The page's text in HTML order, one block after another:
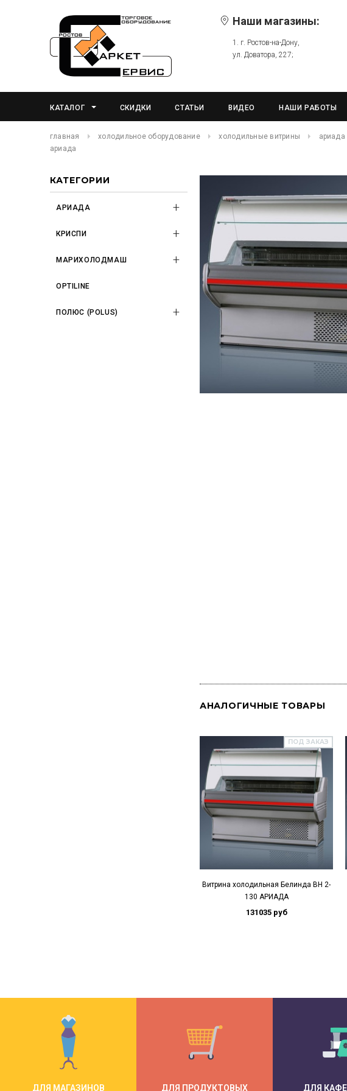
Наши магазины:
1. г. Ростов-на-Дону,
ул. Доватора, 227;
КАТАЛОГ СКИДКИ СТАТЬИ ВИДЕО НАШИ РАБОТЫ
главная холодильное оборудование холодильные витрины ариада
ариада
КАТЕГОРИИ
АРИАДА
КРИСПИ
МАРИХОЛОДМАШ
OPTILINE
ПОЛЮС (POLUS)
АНАЛОГИЧНЫЕ ТОВАРЫ
ПОД ЗАКАЗ
Витрина холодильная Белинда BН 2-
130 АРИАДА
131035 руб
ДЛЯ МАГАЗИНОВ
ДЛЯ ПРОДУКТОВЫХ
ДЛЯ